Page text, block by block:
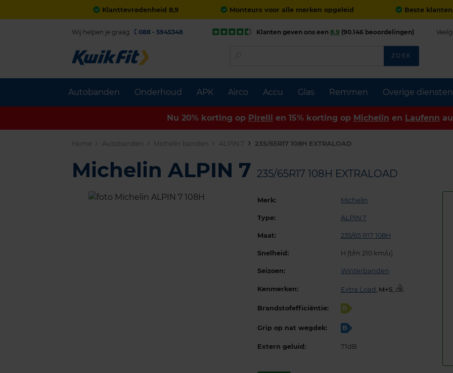
Klanttevredenheid 8,9 Monteurs voor alle merken opgeleid Beste
Autobanden Onderhoud APK Airco Accu Glas Remmen Overige diensten
Wij helpen je graag. 088 - 5945348 Klanten geven ons een 8,9 (90.146 beoordelingen)
ZOEK
Nu 20% korting op Pirelli en 15% korting op Michelin en Laufenn
Home Autobanden Michelin banden ALPIN 7 235/65R17 108H EXTRALOAD
Michelin ALPIN 7 235/65R17 108H EXTRALOAD
Merk: Michelin
Type: ALPIN 7
Maat: 235/65 R17 108H
Snelheid: H (t/m 210 km/u)
Seizoen: Winterbanden
Kenmerken: Extra Load , ,
Brandstofefficiëntie: B
Grip op nat wegdek: B
Extern geluid: 71dB